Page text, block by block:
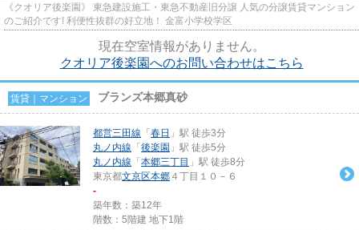
《クオリア後楽園》 東急建設施工・東急不動産旧分譲 人気の分譲賃貸マンション
のご紹介です! 利便性抜群の好立地！ 金富小学校学区
現在空室情報がありません。
クオリア後楽園へのお問い合わせはこちら
賃貸｜マンション ブランズ本郷真砂
都営三田線 「 春日 」駅 徒歩3分
丸ノ内線 「 後楽園 」駅 徒歩5分
丸ノ内線 「 本郷三丁目 」駅 徒歩8分
東京都文京区本郷 ４丁目１０－６
-
築年数：築12年
階数：5階建 地下1階